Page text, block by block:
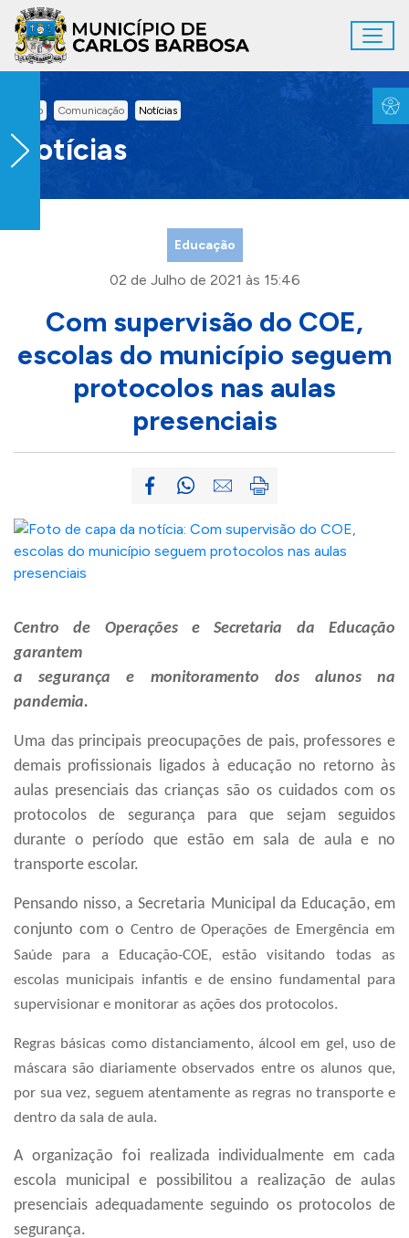
Ir para conteúdo principal
Inicio Comunicação Notícias
Notícias
Educação
02 de Julho de 2021 às 15:46
Com supervisão do COE,
escolas do município seguem
protocolos nas aulas
presenciais
Centro de Operações e Secretaria da Educação
garantem
a segurança e monitoramento dos alunos na
pandemia.
Uma das principais preocupações de pais, professores e
demais profissionais ligados à educação no retorno às
aulas presenciais das crianças são os cuidados com os
protocolos de segurança para que sejam seguidos
durante o período que estão em sala de aula e no
transporte escolar.
Pensando nisso, a Secretaria Municipal da Educação, em
conjunto com o Centro de Operações de Emergência em
Saúde para a Educação-COE, estão visitando todas as
escolas municipais infantis e de ensino fundamental para
supervisionar e monitorar as ações dos protocolos.
Regras básicas como distanciamento, álcool em gel, uso de
máscara são diariamente observados entre os alunos que,
por sua vez, seguem atentamente as regras no transporte e
dentro da sala de aula.
A organização foi realizada individualmente em cada
escola municipal e possibilitou a realização de aulas
presenciais adequadamente seguindo os protocolos de
segurança.